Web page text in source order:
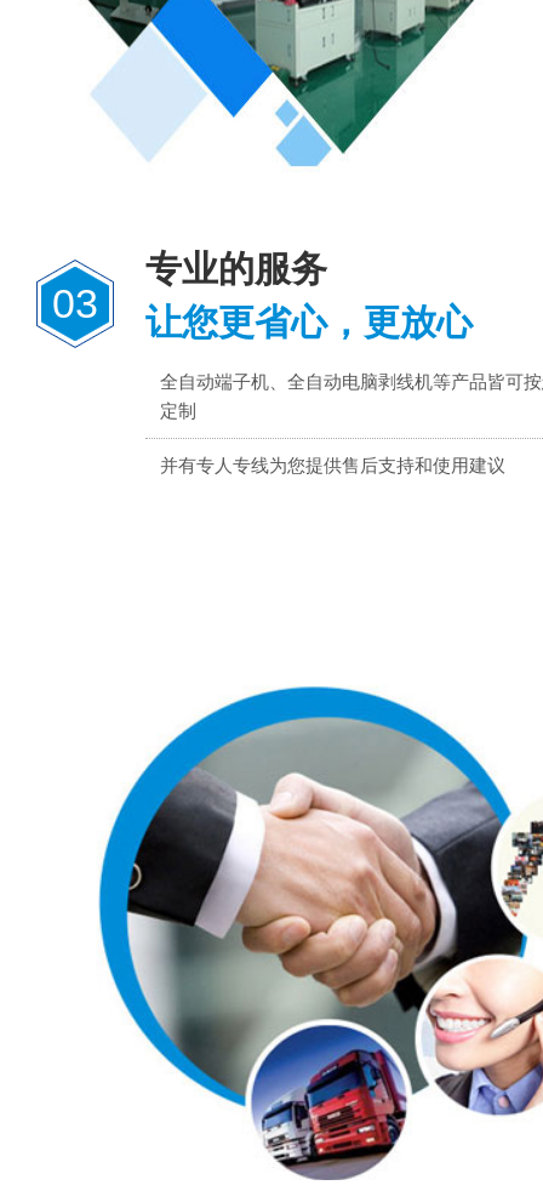
03
专业的服务
让您更省心，更放心
全自动端子机、全自动电脑剥线机等产品皆可
定制
并有专人专线为您提供售后支持和使用建议